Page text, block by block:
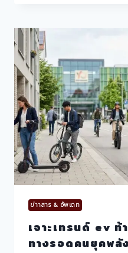
2027:
E-
BIKE
3
ล้อ
ขับ
ง่าย
ปลอดภัย
ข่าาสาร & อัพเดท
เจาะเทรนด์ ev
ทางรอดคนยุคพลั